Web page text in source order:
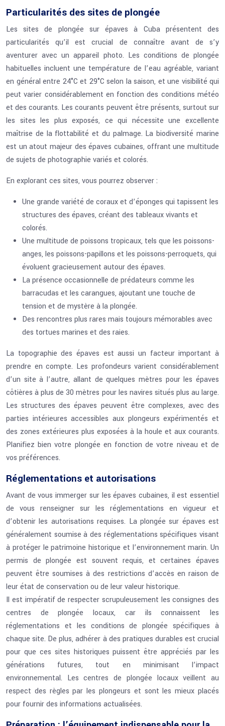
Particularités des sites de plongée
Les sites de plongée sur épaves à Cuba présentent des
particularités qu’il est crucial de connaître avant de s’y
aventurer avec un appareil photo. Les conditions de plongée
habituelles incluent une température de l’eau agréable, variant
en général entre 24°C et 29°C selon la saison, et une visibilité qui
peut varier considérablement en fonction des conditions météo
et des courants. Les courants peuvent être présents, surtout sur
les sites les plus exposés, ce qui nécessite une excellente
maîtrise de la flottabilité et du palmage. La biodiversité marine
est un atout majeur des épaves cubaines, offrant une multitude
de sujets de photographie variés et colorés.
En explorant ces sites, vous pourrez observer :
Une grande variété de coraux et d’éponges qui tapissent les
structures des épaves, créant des tableaux vivants et
colorés.
Une multitude de poissons tropicaux, tels que les poissons-
anges, les poissons-papillons et les poissons-perroquets, qui
évoluent gracieusement autour des épaves.
La présence occasionnelle de prédateurs comme les
barracudas et les carangues, ajoutant une touche de
tension et de mystère à la plongée.
Des rencontres plus rares mais toujours mémorables avec
des tortues marines et des raies.
La topographie des épaves est aussi un facteur important à
prendre en compte. Les profondeurs varient considérablement
d’un site à l’autre, allant de quelques mètres pour les épaves
côtières à plus de 30 mètres pour les navires situés plus au large.
Les structures des épaves peuvent être complexes, avec des
parties intérieures accessibles aux plongeurs expérimentés et
des zones extérieures plus exposées à la houle et aux courants.
Planifiez bien votre plongée en fonction de votre niveau et de
vos préférences.
Réglementations et autorisations
Avant de vous immerger sur les épaves cubaines, il est essentiel
de vous renseigner sur les réglementations en vigueur et
d’obtenir les autorisations requises. La plongée sur épaves est
généralement soumise à des réglementations spécifiques visant
à protéger le patrimoine historique et l’environnement marin. Un
permis de plongée est souvent requis, et certaines épaves
peuvent être soumises à des restrictions d’accès en raison de
leur état de conservation ou de leur valeur historique.
Il est impératif de respecter scrupuleusement les consignes des
centres de plongée locaux, car ils connaissent les
réglementations et les conditions de plongée spécifiques à
chaque site. De plus, adhérer à des pratiques durables est crucial
pour que ces sites historiques puissent être appréciés par les
générations futures, tout en minimisant l’impact
environnemental. Les centres de plongée locaux veillent au
respect des règles par les plongeurs et sont les mieux placés
pour fournir des informations actualisées.